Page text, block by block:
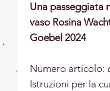
Una passeggiata
vaso Rosina
Goebel 2024
Numero articolo:
Istruzioni per la